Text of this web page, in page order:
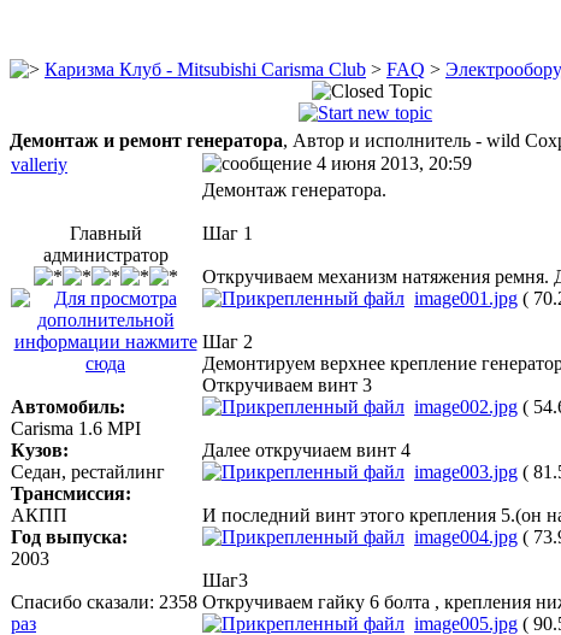
Каризма Клуб - Mitsubishi Carisma Club > FAQ >
Демонтаж и ремонт генератора, Автор и исполнитель - wild
valleriy
4 июня 2013, 20:59
Главный
администратор
Автомобиль:
Carisma 1.6 MPI
Кузов:
Седан, рестайлинг
Трансмиссия:
АКПП
Год выпуска:
2003
Спасибо сказали: 2358
раз
Демонтаж генератора.
Шаг 1
Откручиваем механизм натяжения ремня.
image001.jpg (
Шаг 2
Демонтируем верхнее крепление
Откручиваем винт 3
image002.jpg (
Далее откручиаем винт 4
image003.jpg (
И последний винт этого крепления 5.(он
image004.jpg (
Шаг3
Откручиваем гайку 6 болта , крепления
image005.jpg (